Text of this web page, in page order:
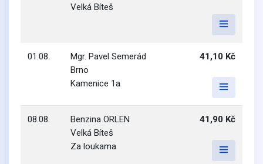
Velká Bíteš
01.08.
Mgr. Pavel Semerád
Brno
Kamenice 1a
41,10 Kč
08.08.
Benzina ORLEN
Velká Bíteš
Za loukama
41,90 Kč